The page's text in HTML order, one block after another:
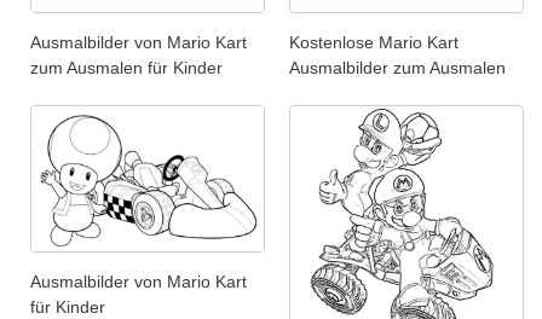
Ausmalbilder von Mario Kart
zum Ausmalen für Kinder
Kostenlose Mario Kart
Ausmalbilder zum Ausmalen
Ausmalbilder von Mario Kart
für Kinder